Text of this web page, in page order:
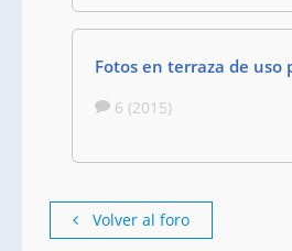
Fotos en terraza de uso
6 (2015)
Volver al foro